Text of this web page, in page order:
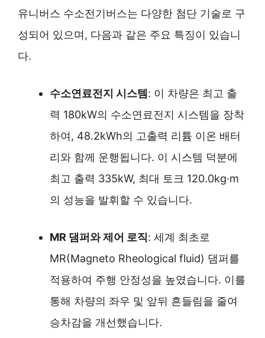
유니버스 수소전기버스는 다양한 첨단 기술로 구
성되어 있으며, 다음과 같은 주요 특징이 있습니
다.
수소연료전지 시스템 : 이 차량은 최고 출
력 180kW의 수소연료전지 시스템을 장착
하여, 48.2kWh의 고출력 리튬 이온 배터
리와 함께 운행됩니다. 이 시스템 덕분에
최고 출력 335kW, 최대 토크 120.0kg·m
의 성능을 발휘할 수 있습니다.
MR 댐퍼와 제어 로직: 세계 최초로
MR(Magneto Rheological fluid) 댐퍼를
적용하여 주행 안정성을 높였습니다. 이를
통해 차량의 좌우 및 앞뒤 흔들림을 줄여
승차감을 개선했습니다.